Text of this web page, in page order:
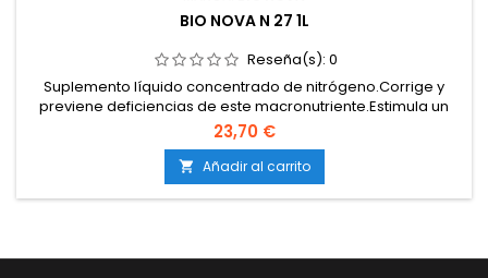
BIO NOVA N 27 1L
Reseña(s): 0
Suplemento líquido concentrado de nitrógeno.Corrige y
previene deficiencias de este macronutriente.Estimula un
crecimiento rápido y vigoroso.Mejora la formación de
clorofila y proteínas.Compatible con todos los sistemas de
cultivo.
23,70 €
 Añadir al carrito